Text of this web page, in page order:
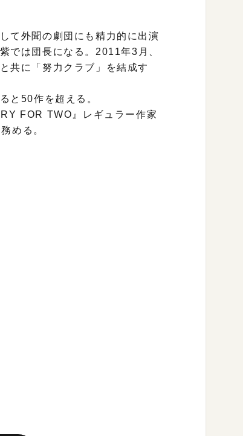
て外聞の劇団にも精力的に出演
では団長になる。2011年3月、
共に「努力クラブ」を結成す
と50作を超える。
FOR TWO』レギュラー作家
める。